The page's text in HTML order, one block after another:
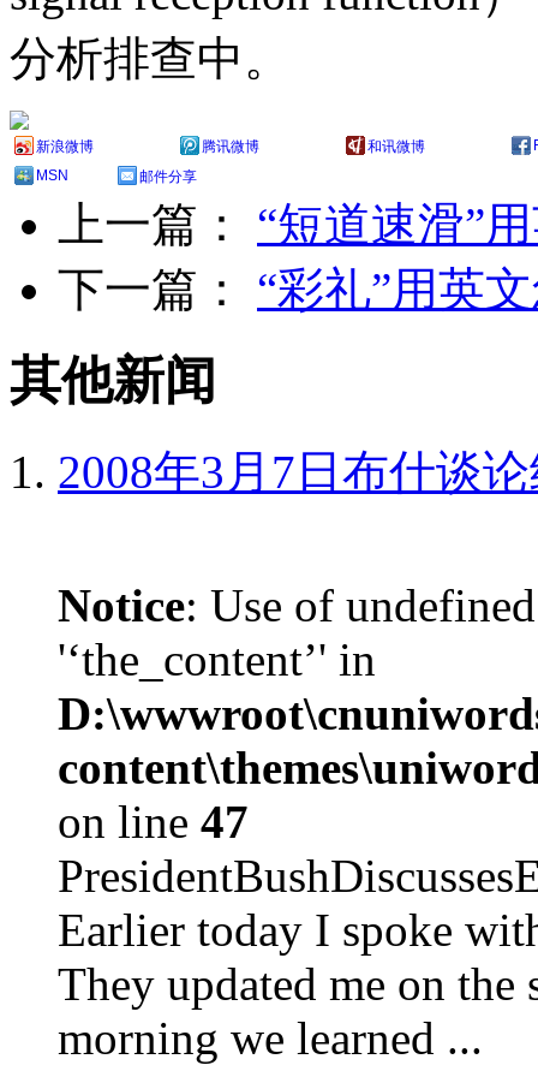
分析排查中。
新浪微博 腾讯微博 和讯微博
MSN
邮件分享
上一篇： “短道速滑”
下一篇： “彩礼”用英
其他新闻
2008年3月7日布什谈
Notice: Use of
'‘the_content’' in
on line 47
Earlier today I spoke
They updated me on the
morning we learned ...